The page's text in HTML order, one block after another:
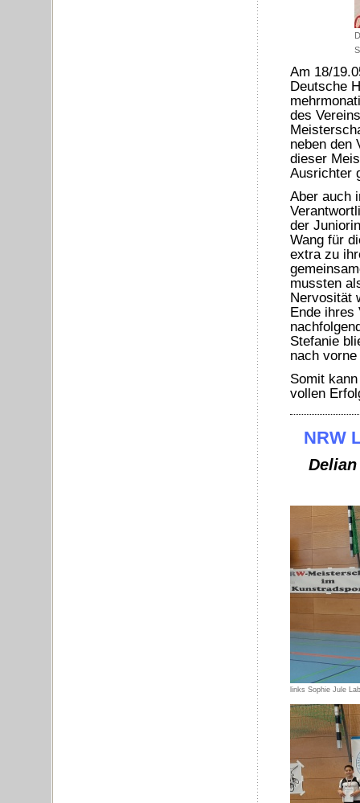
Am 18/
Deutsche
des
neben den
dieser
Ausrichter
Aber auch
der
Wang für
extra zu
mussten
Nervosität
Ende ihres
Stefanie
nach
Somit
vollen
NRW
links Sophie Jule